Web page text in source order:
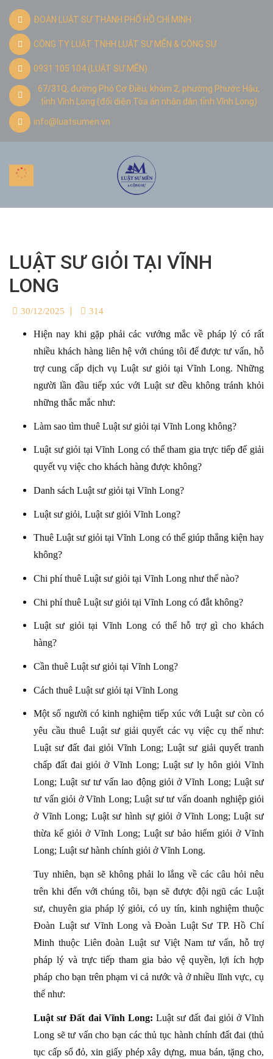
ĐOÀN LUẬT SƯ THÀNH PHỐ HỒ CHÍ MINH
CÔNG TY LUẬT TNHH LUẬT SƯ MẾN & CỘNG SỰ
0931 105 104 (LUẬT SƯ MẾN)
67/31Q, đường Phó Cơ Điều, khóm 2, phường Phước Hậu,
tỉnh Vĩnh Long (đối diện Tòa án nhân dân tỉnh Vĩnh Long)
info@luatsumen.vn
LUẬT SƯ GIỎI TẠI VĨNH
LONG
30/12/2025 314
Hiện nay khi gặp phải các vướng mắc về pháp lý có rất
nhiều khách hàng liên hệ với chúng tôi để được tư vấn, hỗ
trợ cung cấp dịch vụ Luật sư giỏi tại Vĩnh Long. Những
người lần đầu tiếp xúc với Luật sư đều không tránh khỏi
những thắc mắc như:
Làm sao tìm thuê Luật sư giỏi tại Vĩnh Long không?
Luật sư giỏi tại Vĩnh Long có thể tham gia trực tiếp để giải
quyết vụ việc cho khách hàng được không?
Danh sách Luật sư giỏi tại Vĩnh Long?
Luật sư giỏi, Luật sư giỏi Vĩnh Long?
Thuê Luật sư giỏi tại Vĩnh Long có thể giúp thắng kiện hay
không?
Chi phí thuê Luật sư giỏi tại Vĩnh Long như thế nào?
Chi phí thuê Luật sư giỏi tại Vĩnh Long có đắt không?
Luật sư giỏi tại Vĩnh Long có thể hỗ trợ gì cho khách
hàng?
Cần thuê Luật sư giỏi tại Vĩnh Long?
Cách thuê Luật sư giỏi tại Vĩnh Long
Một số người có kinh nghiệm tiếp xúc với Luật sư còn có
yêu cầu thuê Luật sư giải quyết các vụ việc cụ thể như:
Luật sư đất đai giỏi Vĩnh Long; Luật sư giải quyết tranh
chấp đất đai giỏi ở Vĩnh Long; Luật sư ly hôn giỏi Vĩnh
Long; Luật sư tư vấn lao động giỏi ở Vĩnh Long; Luật sư
tư vấn giỏi ở Vĩnh Long; Luật sư tư vấn doanh nghiệp giỏi
ở Vĩnh Long; Luật sư hình sự giỏi ở Vĩnh Long; Luật sư
thừa kế giỏi ở Vĩnh Long; Luật sư bảo hiểm giỏi ở Vĩnh
Long; Luật sư hành chính giỏi ở Vĩnh Long.
Tuy nhiên, bạn sẽ không phải lo lắng về các câu hỏi nêu
trên khi đến với chúng tôi, bạn sẽ được đội ngũ các Luật
sư, chuyên gia pháp lý giỏi, có uy tín, kinh nghiệm thuộc
Đoàn Luật sư Vĩnh Long và Đoàn Luật Sư TP. Hồ Chí
Minh thuộc Liên đoàn Luật sư Việt Nam tư vấn, hỗ trợ
pháp lý và trực tiếp tham gia bảo vệ quyền, lợi ích hợp
pháp cho bạn trên phạm vi cả nước và ở nhiều lĩnh vực, cụ
thể như:
Luật sư Đất đai Vĩnh Long: Luật sư đất đai giỏi ở Vĩnh
Long sẽ tư vấn cho bạn các thủ tục hành chính đất đai (thủ
tục cấp sổ đỏ, xin giấy phép xây dựng, mua bán, tặng cho,